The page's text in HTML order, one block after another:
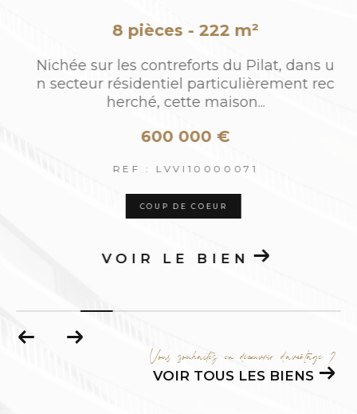
8 pièces - 222 m²
Nichée sur les contreforts du Pilat, dans u
n secteur résidentiel particulièrement rec
herché, cette maison...
600 000 €
REF : LVVI10000071
COUP DE COEUR
VOIR LE BIEN
Vous souhaitez en découvrir d'avantage ?
VOIR TOUS LES BIENS